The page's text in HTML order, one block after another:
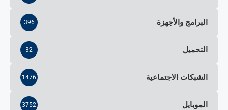
البرامج والأجهزة 396
التحميل 32
الشبكات الاجتماعية 1476
الموبايل 3752